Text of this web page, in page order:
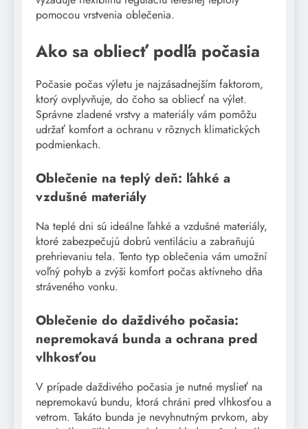
pomocou vrstvenia oblečenia.
Ako sa obliecť podľa počasia
Počasie počas výletu je najzásadnejším faktorom,
ktorý ovplyvňuje, do čoho sa obliecť na výlet.
Správne zladené vrstvy a materiály vám pomôžu
udržať komfort a ochranu v rôznych klimatických
podmienkach.
Oblečenie na teplý deň: ľahké a
vzdušné materiály
Na teplé dni sú ideálne ľahké a vzdušné materiály,
ktoré zabezpečujú dobrú ventiláciu a zabraňujú
prehrievaniu tela. Tento typ oblečenia vám umožní
voľný pohyb a zvýši komfort počas aktívneho dňa
stráveného vonku.
Oblečenie do daždivého počasia:
nepremokavá bunda a ochrana pred
vlhkosťou
V prípade daždivého počasia je nutné myslieť na
nepremokavú bundu, ktorá chráni pred vlhkosťou a
vetrom. Takáto bunda je nevyhnutným prvkom, aby